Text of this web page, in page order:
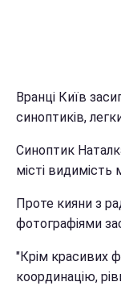
Вранці Київ
синоптиків,
Синоптик
місті видимість
Проте кияни з
фотографіями
"Крім красивих
координацію,